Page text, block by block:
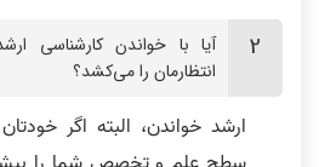
آیا با خواندن کارشناسی
انتظارمان را می‌کشد؟
ارشد خواندن، البته اگر